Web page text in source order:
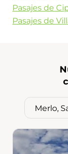
Pasajes de
Pasajes de